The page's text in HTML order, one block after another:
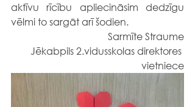
aktīvu rīcību apliecināsim dedzīgu
vēlmi to sargāt arī šodien.
Sarmīte Straume
Jēkabpils 2.vidusskolas direktores
vietniece